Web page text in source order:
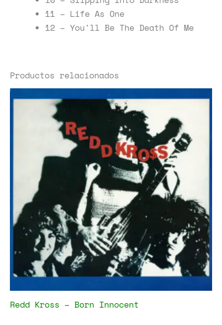
11 – Life As One
12 – You'll Be The Death Of Me
Productos relacionados
Redd Kross – Born Innocent